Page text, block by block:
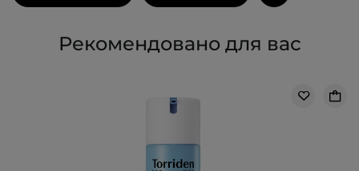
Рекомендовано для вас